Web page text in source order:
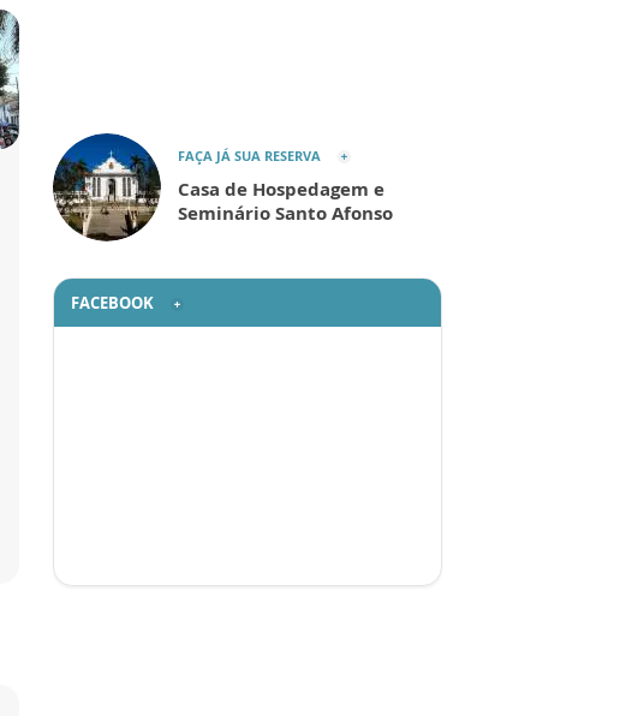
FAÇA JÁ SUA RESERVA
Casa de Hospedagem e
Seminário Santo Afonso
FACEBOOK